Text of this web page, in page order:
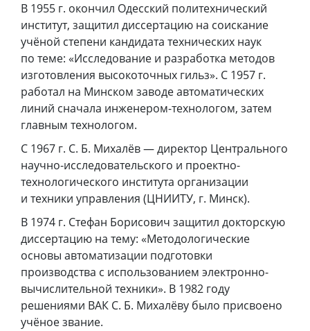
В 1955 г. окончил Одесский политехнический
институт, защитил диссертацию на соискание
учёной степени кандидата технических наук
по теме: «Исследование и разработка методов
изготовления высокоточных гильз». С 1957 г.
работал на Минском заводе автоматических
линий сначала инженером-технологом, затем
главным технологом.
С 1967 г. С. Б. Михалёв — директор Центрального
научно-исследовательского и проектно-
технологического института организации
и техники управления (ЦНИИТУ, г. Минск).
В 1974 г. Стефан Борисович защитил докторскую
диссертацию на тему: «Методологические
основы автоматизации подготовки
производства с использованием электронно-
вычислительной техники». В 1982 году
решениями ВАК С. Б. Михалёву было присвоено
учёное звание.